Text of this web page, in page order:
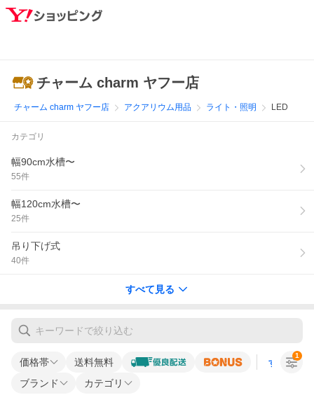
チャーム charm ヤフー店
チャーム charm ヤフー店 アクアリウム用品 ライト・照明 LED
カテゴリ
幅90cm水槽〜
55件
幅120cm水槽〜
25件
吊り下げ式
40件
すべて見る
価格帯 送料無料 すべての条
ブランド カテゴリ
1